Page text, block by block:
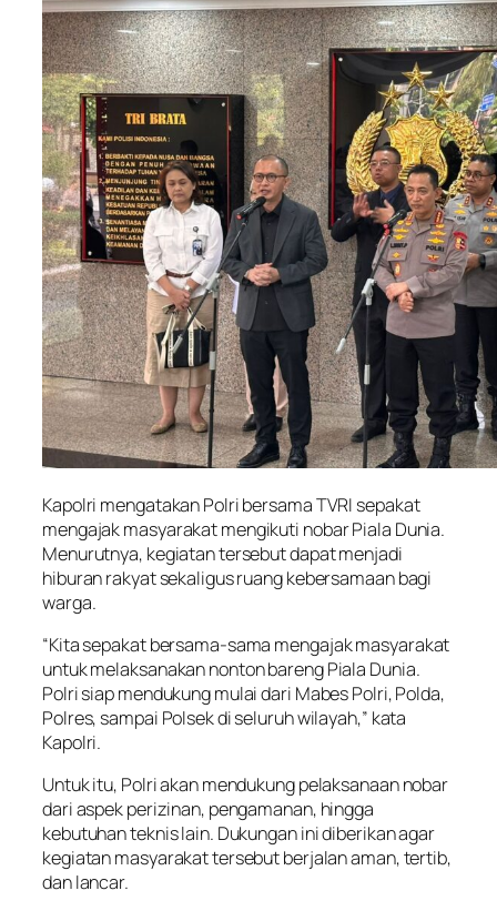
Kapolri mengatakan Polri bersama TVRI sepakat
mengajak masyarakat mengikuti nobar Piala Dunia.
Menurutnya, kegiatan tersebut dapat menjadi
hiburan rakyat sekaligus ruang kebersamaan bagi
warga.
“Kita sepakat bersama-sama mengajak masyarakat
untuk melaksanakan nonton bareng Piala Dunia.
Polri siap mendukung mulai dari Mabes Polri, Polda,
Polres, sampai Polsek di seluruh wilayah,” kata
Kapolri.
Untuk itu, Polri akan mendukung pelaksanaan nobar
dari aspek perizinan, pengamanan, hingga
kebutuhan teknis lain. Dukungan ini diberikan agar
kegiatan masyarakat tersebut berjalan aman, tertib,
dan lancar.